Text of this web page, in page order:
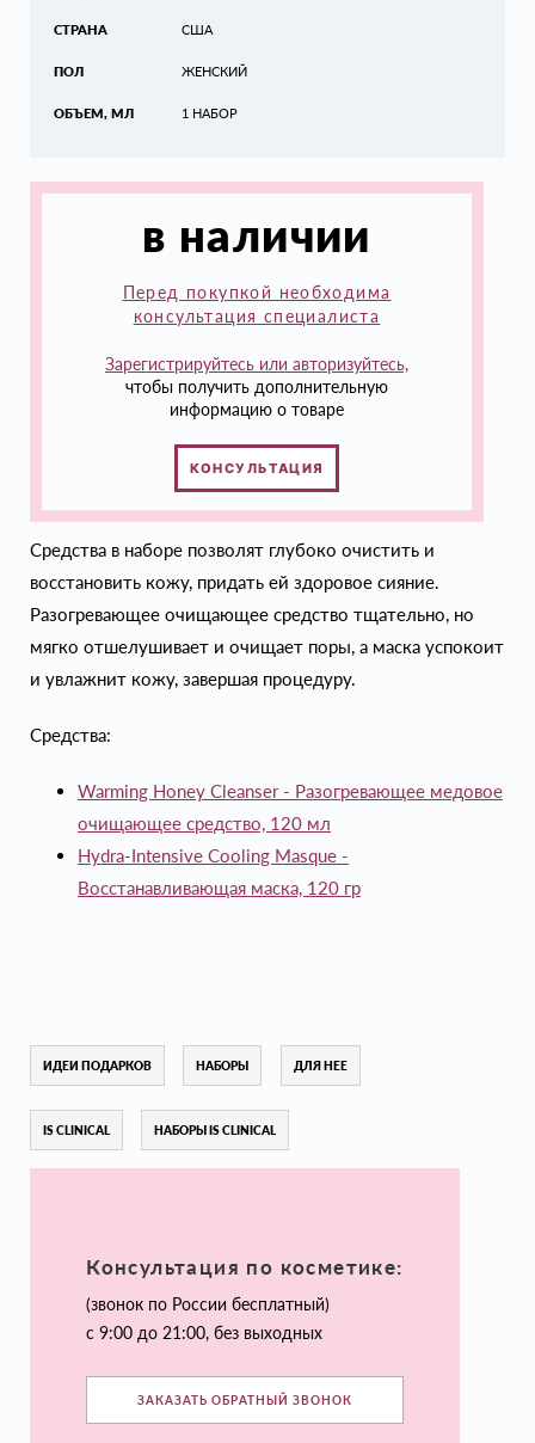
СТРАНА
ПОЛ
ОБЪЕМ, МЛ
США
ЖЕНСКИЙ
1 НАБОР
в наличии
Перед покупкой необходима
консультация специалиста
Зарегистрируйтесь или авторизуйтесь,
чтобы получить дополнительную
информацию о товаре
КОНСУЛЬТАЦИЯ
Средства в наборе позволят глубоко очистить и
восстановить кожу, придать ей здоровое сияние.
Разогревающее очищающее средство тщательно, но
мягко отшелушивает и очищает поры, а маска успокоит
и увлажнит кожу, завершая процедуру.
Средства:
Warming Honey Cleanser - Разогревающее медовое
очищающее средство, 120 мл
Hydra-Intensive Cooling Masque -
Восстанавливающая маска, 120 гр
ИДЕИ ПОДАРКОВ НАБОРЫ ДЛЯ НЕЕ
IS CLINICAL НАБОРЫ IS CLINICAL
Консультация по косметике:
(звонок по России бесплатный)
с 9:00 до 21:00, без выходных
ЗАКАЗАТЬ ОБРАТНЫЙ ЗВОНОК